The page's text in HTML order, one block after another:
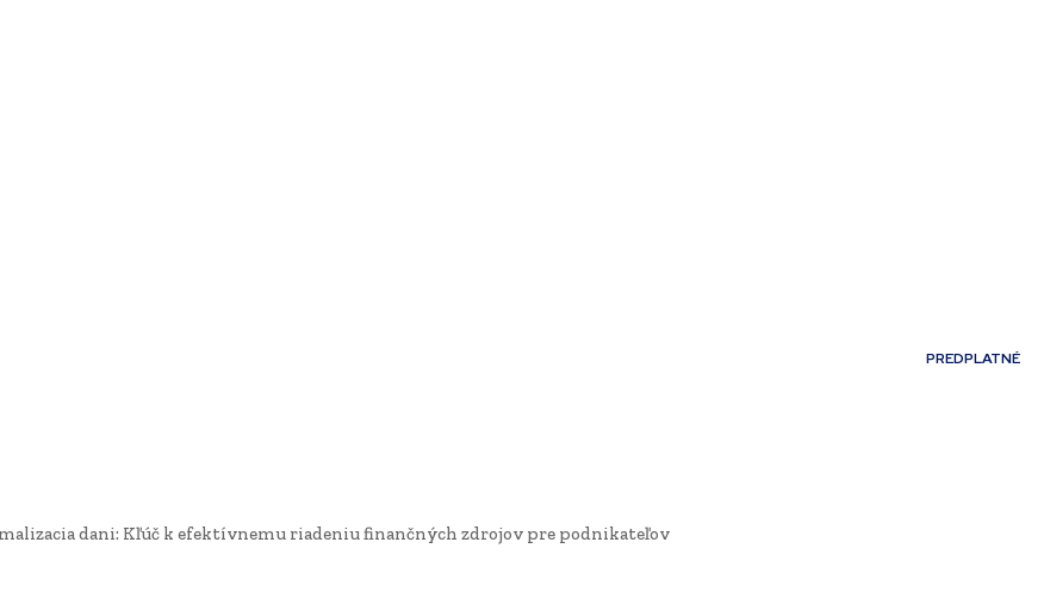
PREDPLATNÉ
dani: Kľúč k efektívnemu riadeniu finančných zdrojov pre podnikateľov